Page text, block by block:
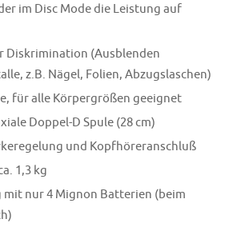
im Disc Mode die Leistung auf
Diskrimination (Ausblenden
z.B. Nägel, Folien, Abzugslaschen)
für alle Körpergrößen geeignet
Doppel-D Spule (28 cm)
und Kopfhöreranschluß
1,3 kg
nur 4 Mignon Batterien (beim